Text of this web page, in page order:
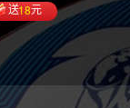
送18元